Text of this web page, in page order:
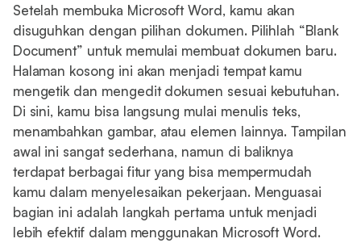
Setelah membuka Microsoft Word, kamu akan
disuguhkan dengan pilihan dokumen. Pilihlah “Blank
Document” untuk memulai membuat dokumen baru.
Halaman kosong ini akan menjadi tempat kamu
mengetik dan mengedit dokumen sesuai kebutuhan.
Di sini, kamu bisa langsung mulai menulis teks,
menambahkan gambar, atau elemen lainnya. Tampilan
awal ini sangat sederhana, namun di baliknya
terdapat berbagai fitur yang bisa mempermudah
kamu dalam menyelesaikan pekerjaan. Menguasai
bagian ini adalah langkah pertama untuk menjadi
lebih efektif dalam menggunakan Microsoft Word.